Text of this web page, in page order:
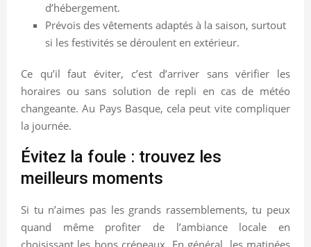
d’hébergement.
Prévois des vêtements adaptés à la saison, surtout
si les festivités se déroulent en extérieur.
Ce qu’il faut éviter, c’est d’arriver sans vérifier les
horaires ou sans solution de repli en cas de météo
changeante. Au Pays Basque, cela peut vite compliquer
la journée.
Évitez la foule : trouvez les
meilleurs moments
Si tu n’aimes pas les grands rassemblements, tu peux
quand même profiter de l’ambiance locale en